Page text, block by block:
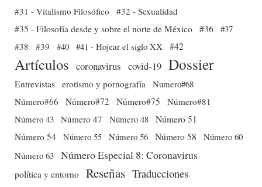
#31 - Vitalismo Filosófico
#32 - Sexualidad
#35 - Filosofía desde y sobre el norte de México #36 #37
#38
#39 #40 #41 - Hojear el siglo XX #42
Artículos coronavirus covid-19 Dossier
Entrevistas erotismo y pornografía
Numero#68
Número#66
Número#72 Número#75
Número#81
Número 43 Número 47 Número 48 Número 51
Número 54 Número 55 Número 56 Número 58
Número 60
Número 63 Número Especial 8: Coronavirus
política y entorno Reseñas Traducciones